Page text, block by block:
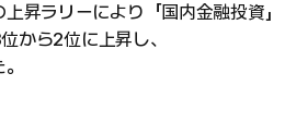
昇ラリーにより「国内金融投資」
から2位に上昇し、